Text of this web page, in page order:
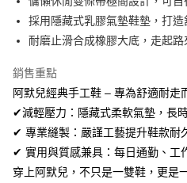
匯豐（台灣）商業銀行
聯邦商業銀行
元大商業銀行
台新國際商業銀行
台灣樂天信用卡公司
街口支付
Google Pay
全盈+PAY
AFTEE先享後付
相關說明
【關於「AFTEE先享後付」】
採用隱藏式乳膠氣墊鞋墊，打
耐磨止滑合成橡膠大底，走起路
銷售重點
阿默兒經典手工鞋 – 專為舒適耐走
✔減輕壓力：隱藏式柔軟氣墊，長
✔ 專業縫製：嚴謹工藝提升鞋款耐
✔ 實用與質感兼具：每日通勤、工
穿上阿默兒，不只是一雙鞋，更是